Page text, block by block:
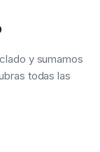
y sumamos
todas las